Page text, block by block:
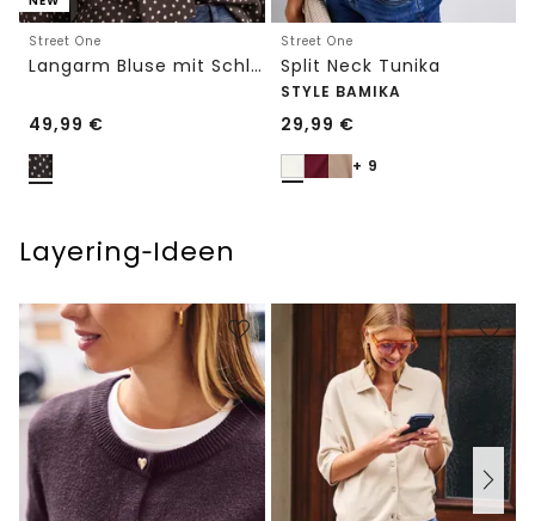
Street One
Langarm Bluse mit Schleifendetail
49,99 €
Street One
Split Neck Tunika
STYLE BAMIKA
29,99 €
+ 9
Layering‑Ideen